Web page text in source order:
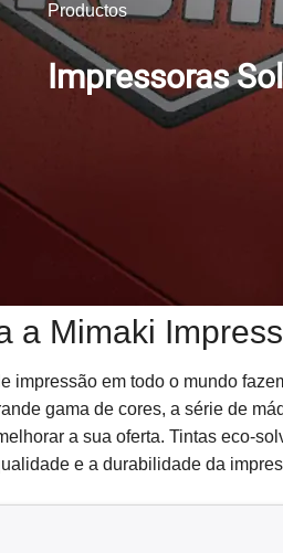
Productos
Impressoras
a Mimaki
impressão em todo o mundo
gama de cores, a série de
a sua oferta. Tintas eco-
e a durabilidade da